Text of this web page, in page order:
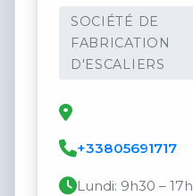
SOCIÉTÉ DE
FABRICATION
D'ESCALIERS
+33805691717
Lundi: 9h30 – 17h